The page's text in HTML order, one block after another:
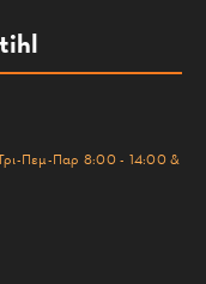
Πεμ-Παρ 8:00 - 14:00 &